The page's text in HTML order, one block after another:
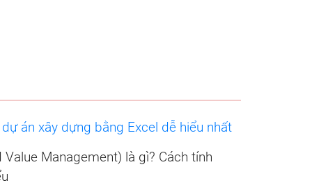
án xây dựng bằng Excel dễ hiểu nhất
Management) là gì? Cách tính